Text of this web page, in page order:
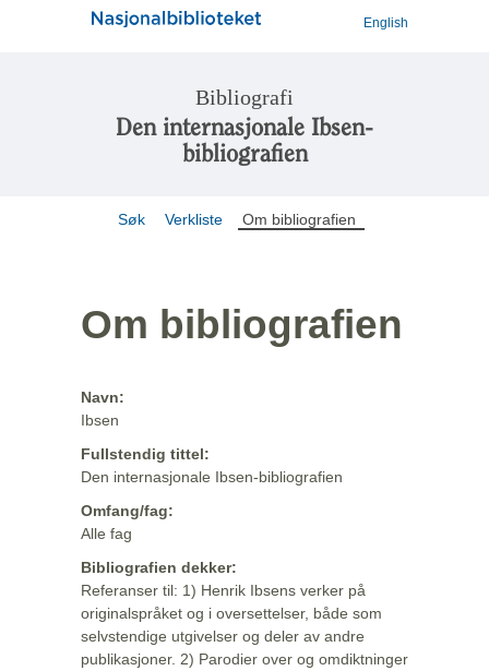
English
Bibliografi
Den internasjonale Ibsen-
bibliografien
Søk Verkliste Om bibliografien
Om bibliografien
Navn:
Ibsen
Fullstendig tittel:
Den internasjonale Ibsen-bibliografien
Omfang/fag:
Alle fag
Bibliografien dekker:
Referanser til: 1) Henrik Ibsens verker på
originalspråket og i oversettelser, både som
selvstendige utgivelser og deler av andre
publikasjoner. 2) Parodier over og omdiktninger